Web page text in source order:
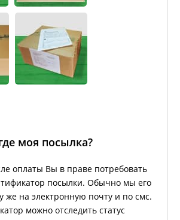
моя посылка?
оплаты Вы в праве потребовать
посылки. Обычно мы его
же на электронную почту и по смс.
можно отследить статус